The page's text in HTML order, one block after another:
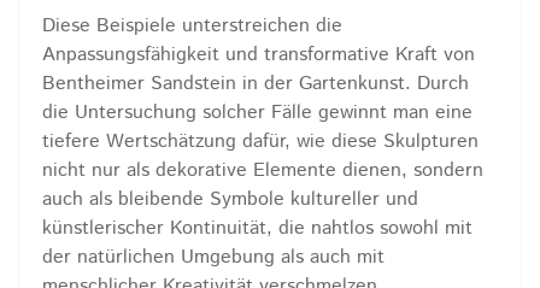
Diese Beispiele unterstreichen die
Anpassungsfähigkeit und transformative Kraft von
Bentheimer Sandstein in der Gartenkunst. Durch
die Untersuchung solcher Fälle gewinnt man eine
tiefere Wertschätzung dafür, wie diese Skulpturen
nicht nur als dekorative Elemente dienen, sondern
auch als bleibende Symbole kultureller und
künstlerischer Kontinuität, die nahtlos sowohl mit
der natürlichen Umgebung als auch mit